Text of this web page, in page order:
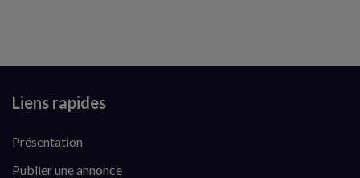
Liens rapides
Présentation
Publier une annonce